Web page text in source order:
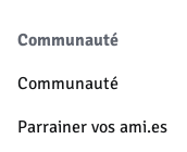
Communauté
Communauté
Parrainer vos ami.es